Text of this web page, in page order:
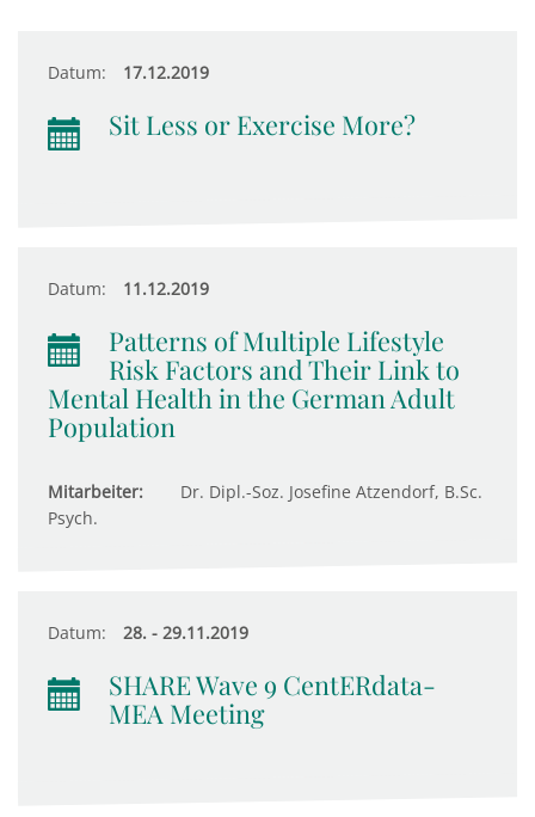
Datum: 17.12.2019
Sit Less or Exercise More?
Datum: 11.12.2019
Patterns of Multiple Lifestyle
Risk Factors and Their Link to
Mental Health in the German Adult
Population
Mitarbeiter:
Dr. Dipl.-Soz. Josefine Atzendorf, B.Sc.
Psych.
Datum: 28. - 29.11.2019
SHARE Wave 9 CentERdata-
MEA Meeting